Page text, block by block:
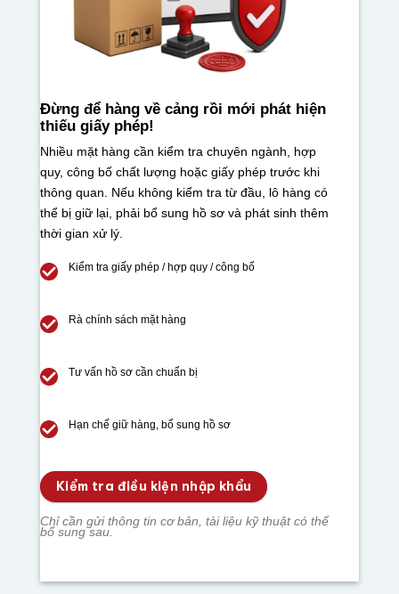
Đừng để hàng về cảng rồi mới phát hiện
thiếu giấy phép!
Nhiều mặt hàng cần kiểm tra chuyên ngành, hợp
quy, công bố chất lượng hoặc giấy phép trước khi
thông quan. Nếu không kiểm tra từ đầu, lô hàng có
thể bị giữ lại, phải bổ sung hồ sơ và phát sinh thêm
thời gian xử lý.
Kiểm tra giấy phép / hợp quy / công bố
Rà chính sách mặt hàng
Tư vấn hồ sơ cần chuẩn bị
Hạn chế giữ hàng, bổ sung hồ sơ
Kiểm tra điều kiện nhập khẩu
Chỉ cần gửi thông tin cơ bản, tài liệu kỹ thuật có thể
bổ sung sau.